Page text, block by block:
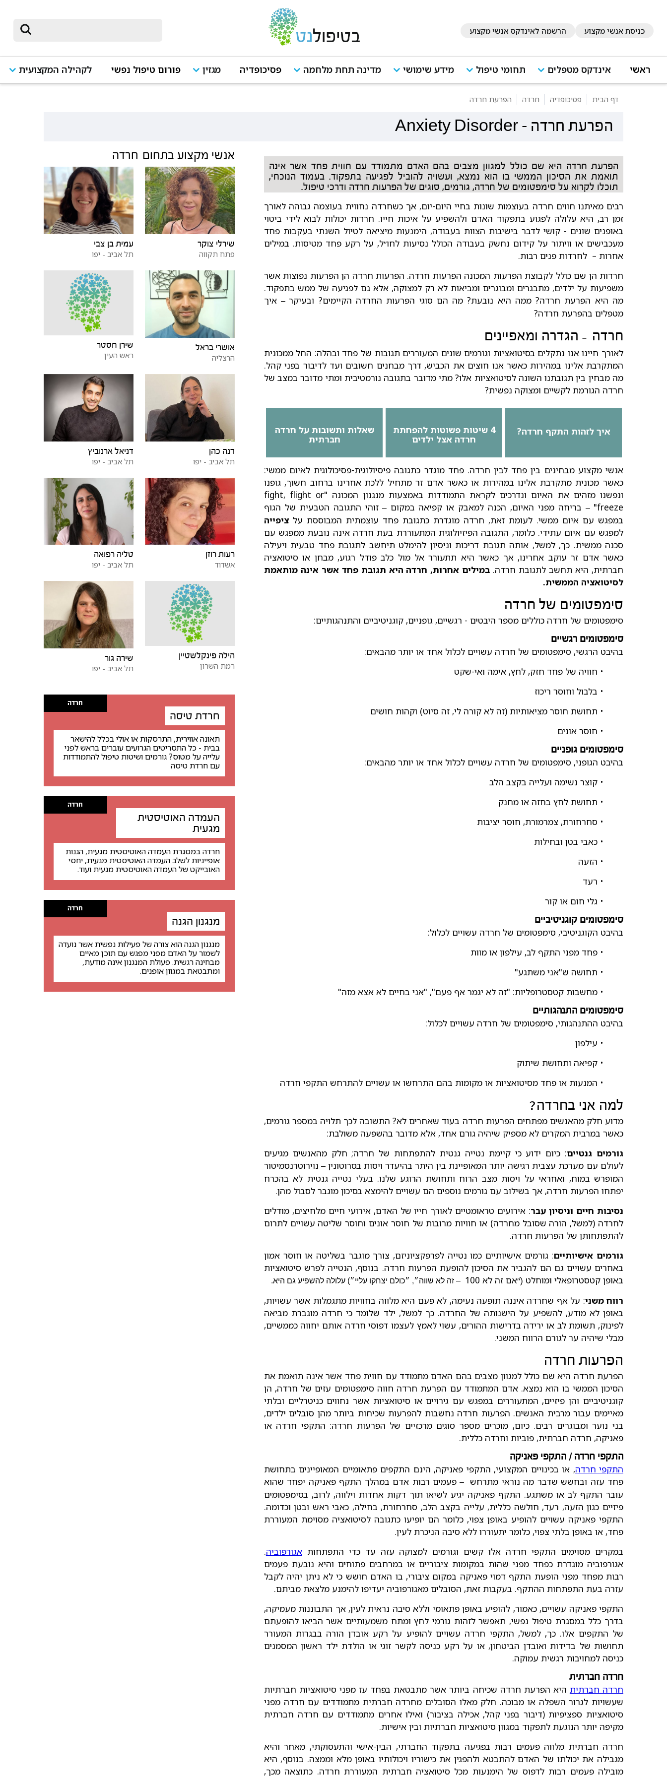
כניסת אנשי מקצוע הרשמה לאינדקס אנשי מקצוע
ראשי אינדקס מטפלים תחומי טיפול מידע שימושי מדינה תחת מלחמה פסיכופדיה מגזין פורום טיפול נפשי לקהילה המקצועית
דף הבית פסיכופדיה חרדה הפרעת חרדה
Anxiety Disorder - הפרעת חרדה
הפרעת חרדה היא שם כולל למגוון מצבים בהם האדם מתמודד עם חווית פחד אשר אינה
תואמת את הסיכון הממשי בו הוא נמצא, ועשויה להוביל לפגיעה בתפקוד. בעמוד הנוכחי,
תוכלו לקרוא על סימפטומים של חרדה, גורמים, סוגים של הפרעות חרדה ודרכי טיפול.
רבים מאיתנו חווים חרדה בעוצמות שונות בחיי היום-יום, אך כשחרדה נחווית בעוצמה גבוהה לאורך
זמן רב, היא עלולה לפגוע בתפקוד האדם ולהשפיע על איכות חייו. חרדות יכולות לבוא לידי ביטוי
באופנים שונים - קושי לדבר בישיבות הצוות בעבודה, הימנעות מיציאה לטיול השנתי בעקבות פחד
מעכבישים או וויתור על קידום נחשק בעבודה הכולל נסיעות לחו״ל, על רקע פחד מטיסות. במילים
אחרות – לחרדות פנים רבות.
חרדות הן שם כולל לקבוצת הפרעות המכונה הפרעות חרדה. הפרעות חרדה הן הפרעות נפוצות אשר
משפיעות על ילדים, מתבגרים ומבוגרים ומביאות לא רק למצוקה, אלא גם לפגיעה של ממש בתפקוד.
מה היא הפרעת חרדה? ממה היא נובעת? מה הם סוגי הפרעות החרדה הקיימים? ובעיקר –איך
מטפלים בהפרעת חרדה?
חרדה – הגדרה ומאפיינים
לאורך חיינו אנו נתקלים בסיטואציות וגורמים שונים המעוררים תגובות של פחד ובהלה: החל ממכונית
המתקרבת אלינו במהירות כאשר אנו חוצים את הכביש, דרך מבחנים חשובים ועד לדיבור בפני קהל.
מה מבחין בין תגובתנו השונה לסיטואציות אלו? מתי מדובר בתגובה נורמטיבית ומתי מדובר במצב של
חרדה הגורמת לקשיים ומצוקה נפשית?
איך לזהות התקף חרדה? 4 שיטות פשוטות להפחתת
חרדה אצל ילדים
שאלות ותשובות על חרדה
חברתית
אנשי מקצוע מבחינים בין פחד לבין חרדה. פחד מוגדר כתגובה פיסיולוגית-פסיכולוגית לאיום ממשי:
כאשר מכונית מתקרבת אלינו במהירות או כאשר אדם זר מתחיל ללכת אחרינו ברחוב חשוך, גופנו
ונפשנו מזהים את האיום ונדרכים לקראת התמודדות באמצעות מנגנון המכונה "fight, flight or
freeze"
–בריחה מפני האיום, הכנה למאבק או קפיאה במקום–זוהי התגובה הטבעית של הגוף
במפגש עם איום ממשי. לעומת זאת, חרדה מוגדרת כתגובת פחד עוצמתית המבוססת עלציפייה
למפגש עם איום עתידי. כלומר, התגובה הפיזיולוגית המתעוררת בעת חרדה אינה נובעת ממפגש עם
סכנה ממשית. כך, למשל, אותה תגובת דריכות וניסיון להימלט תיחשב לתגובת פחד טבעית ויעילה
כאשר אדם זר עוקב אחרינו, אך כאשר היא תתעורר אל מול כלב פודל רגוע, מבחן או סיטואציה
חברתית, היא תחשב לתגובת חרדה. במילים אחרות, חרדה היא תגובת פחד אשר אינה מותאמת
לסיטואציה הממשית.
סימפטומים של חרדה
סימפטומים של חרדה כוללים מספר היבטים - רגשיים, גופניים, קוגניטיביים והתנהגותיים:
סימפטומים רגשיים
בהיבט הרגשי, סימפטומים של חרדה עשויים לכלול אחד או יותר מהבאים:
• חוויה של פחד חזק, לחץ, אימה ואי-שקט
• בלבול וחוסר ריכוז
• תחושת חוסר מציאותיות (זה לא קורה לי, זה סיוט) וקהות חושים
• חוסר אונים
סימפטומים גופניים
בהיבט הגופני, סימפטומים של חרדה עשויים לכלול אחד או יותר מהבאים:
• קוצר נשימה ועלייה בקצב הלב
• תחושת לחץ בחזה או מחנק
• סחרחורת, צמרמורת, חוסר יציבות
• כאבי בטן ובחילות
• הזעה
• רעד
• גלי חום או קור
סימפטומים קוגניטיביים
בהיבט הקוגניטיבי, סימפטומים של חרדה עשויים לכלול:
• פחד מפני התקף לב, עילפון או מוות
• תחושה ש"אני משתגע"
• מחשבות קטסטרופליות: "זה לא יגמר אף פעם", "אני בחיים לא אצא מזה"
סימפטומים התנהגותיים
בהיבט ההתנהגותי, סימפטומים של חרדה עשויים לכלול:
• עילפון
• קפיאה ותחושת שיתוק
• המנעות או פחד מסיטואציות או מקומות בהם התרחשו או עשויים להתרחש התקפי חרדה
למה אני בחרדה?
מדוע חלק מהאנשים מפתחים הפרעות חרדה בעוד שאחרים לא? התשובה לכך תלויה במספר גורמים,
כאשר במרבית המקרים לא מספיק שיהיה גורם אחד, אלא מדובר בהשפעה משולבת:
גורמים גנטיים: כיום ידוע כי קיימת נטייה גנטית להתפתחות של חרדה; חלק מהאנשים מגיעים
לעולם עם מערכת עצבית רגישה יותר המאופיינת בין היתר בהיעדר ויסות בסרוטונין –נוירוטרנסמיטור
המופרש במוח, ואחראי על ויסות מצב הרוח ותחושת הרוגע שלנו. בעלי נטייה גנטית לא בהכרח
יפתחו הפרעות חרדה, אך בשילוב עם גורמים נוספים הם עשויים להימצא בסיכון מוגבר לסבול מהן.
נסיבות חיים וניסיון עבר: אירועים טראומטיים לאורך חייו של האדם, אירועי חיים מלחיצים, מודלים
לחרדה (למשל, הורה שסובל מחרדה) או חוויות מרובות של חוסר אונים וחוסר שליטה עשויים לתרום
להתפתחותן של הפרעות חרדה.
גורמים אישיותיים: גורמים אישיותיים כמו נטייה לפרפקציוניזם, צורך מוגבר בשליטה או חוסר אמון
באחרים עשויים גם הם להגביר את הסיכון להופעת הפרעות חרדה. בנוסף, הנטייה לפרש סיטואציות
באופן קטסטרופאלי ומוחלט (ֿ״אם זה לא 100
– זה לא שווה״, ״כולם יצחקו עליי״) עלולה להשפיע גם היא.
רווח משני: על אף שחרדה איננה תופעה נעימה, לא פעם היא מלווה בחוויות מתגמלות אשר עשויות,
באופן לא מודע, להשפיע על הישנותה של החרדה. כך למשל, ילד שלומד כי חרדה מוגברת מביאה
לפינוק, תשומת לב או ירידה בדרישות ההורים, עשוי לאמץ לעצמו דפוסי חרדה אותם יחווה כממשיים,
מבלי שיהיה ער לגורם הרווח המשני.
הפרעות חרדה
הפרעת חרדה היא שם כולל למגוון מצבים בהם האדם מתמודד עם חווית פחד אשר אינה תואמת את
הסיכון הממשי בו הוא נמצא. אדם המתמודד עם הפרעת חרדה חווה סימפטומים עזים של חרדה, הן
קוגניטיביים והן פיזיים, המתעוררים במפגש עם גירויים או סיטואציות אשר נחווים כניטרליים ובלתי
מאיימים עבור מרבית האנשים. הפרעות חרדה נחשבות להפרעות שכיחות ביותר מהן סובלים ילדים,
בני נוער ומבוגרים רבים. כיום, מוכרים מספר סוגים מרכזיים של הפרעות חרדה: התקפי חרדה או
פאניקה, חרדה חברתית, פוביות וחרדה כללית.
התקפי חרדה / התקפי פאניקה
התקפי חרדה, או בכינויים המקצועי, התקפי פאניקה, הינם התקפים פתאומיים המאופיינים בתחושת
פחד עזה ובחשש שדבר מה נוראי מתרחש
–פעמים רבות אדם במהלך התקף פאניקה יפחד שהוא
עובר התקף לב או משתגע. התקף פאניקה יגיע לשיאו תוך דקות אחדות וילווה, לרוב, בסימפטומים
פיזיים כגון הזעה, רעד, חולשה כללית, עלייה בקצב הלב, סחרחורת, בחילה, כאבי ראש ובטן וכדומה.
התקפי פאניקה עשויים להופיע באופן צפוי, כלומר הם יופיעו כתגובה לסיטואציה מסוימת המעוררת
פחד, או באופן בלתי צפוי, כלומר יתעוררו ללא סיבה הניכרת לעין.
במקרים מסוימים התקפי חרדה אלו קשים וגורמים למצוקה עזה עד כדי התפתחותאגורפוביה.
אגורפוביה מוגדרת כפחד מפני שהות במקומות ציבוריים או במרחבים פתוחים והיא נובעת פעמים
רבות מפחד מפני הופעת התקף דמוי פאניקה במקום ציבורי, בו האדם חושש כי לא ניתן יהיה לקבל
עזרה בעת התפתחות ההתקף. בעקבות זאת, הסובלים מאגורפוביה יעדיפו להימנע מלצאת מביתם.
התקפי פאניקה עשויים, כאמור, להופיע באופן פתאומי וללא סיבה נראית לעין, אך התבוננות מעמיקה,
בדרך כלל במסגרת טיפול נפשי, תאפשר לזהות גורמי לחץ ומתח משמעותיים אשר הביאו להופעתם
של התקפים אלו. כך, למשל, התקפי חרדה עשויים להופיע על רקע אובדן הורה בבגרות המעורר
תחושות של בדידות ואובדן הביטחון, או על רקע כניסה לקשר זוגי או הולדת ילד ראשון המסמנים
כניסה למחויבות רגשית עמוקה.
חרדה חברתית
חרדה חברתית היא הפרעת חרדה שכיחה ביותר אשר מתבטאת בפחד עז מפני סיטואציות חברתיות
שעשויות לגרור השפלה או מבוכה. חלק מאלו הסובלים מחרדה חברתית מתמודדים עם חרדה מפני
סיטואציות ספציפיות (דיבור בפני קהל, אכילה בציבור) ואילו אחרים מתמודדים עם חרדה חברתית
מקיפה יותר הנוגעת לתפקוד במגוון סיטואציות חברתיות ובין אישיות.
חרדה חברתית מלווה פעמים רבות בפגיעה בתפקוד החברתי, הבין-אישי והתעסוקתי, מאחר והיא
מגבילה את יכולתו של האדם להתבטא ולהפגין את כישוריו ויכולותיו באופן מלא וממצה. בנוסף, היא
מובילה פעמים רבות לדפוס של הימנעות מכל סיטואציה חברתית המעוררת חרדה. כתוצאה מכך,
אנשי מקצוע בתחום חרדה
שירלי צוקר
פתח תקווה
עמית בן צבי
תל אביב - יפו
אושרי בראל
הרצליה
שירן חסטר
ראש העין
דנה כהן
תל אביב - יפו
דניאל ארנוביץ
תל אביב - יפו
רעות רוזן
אשדוד
טליה רפואה
תל אביב - יפו
הילה פינקלשטיין
רמת השרון
שירה גור
תל אביב - יפו
חרדה
חרדת טיסה
תאונה אווירית, התרסקות או אולי בכלל להישאר
בבית - כל התסריטים הגרועים עוברים בראש לפני
עלייה על מטוס? גורמים ושיטות טיפול להתמודדות
עם חרדת טיסה
חרדה
העמדה האוטיסטית
מגעית
חרדה במסגרת העמדה האוטיסטית מגעית, הגנות
אופייניות לשלב העמדה האוטיסטית מגעית, יחסי
האובייקט של העמדה האוטיסטית מגעית ועוד.
חרדה
מנגנון הגנה
מנגנון הגנה הוא צורה של פעילות נפשית אשר נועדה
לשמור על האדם מפני מפגש עם תוכן מאיים
מבחינה רגשית. פעולת המנגנון אינה מודעת,
ומתבטאת במגוון אופנים.